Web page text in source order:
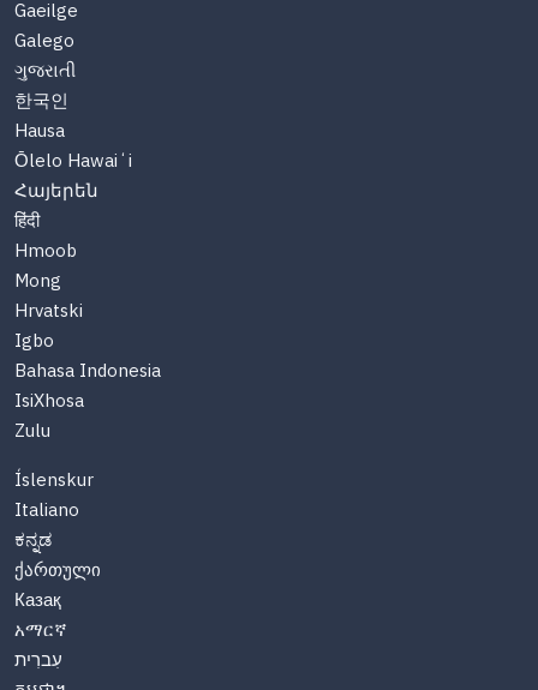
Gaeilge
Galego
ગુજરાતી
한국인
Hausa
Ōlelo Hawaiʻi
Հայերեն
हिंदी
Hmoob
Mong
Hrvatski
Igbo
Bahasa Indonesia
IsiXhosa
Zulu
Íslenskur
Italiano
ಕನ್ನಡ
ქართული
Казақ
አማርኛ
עִברִית